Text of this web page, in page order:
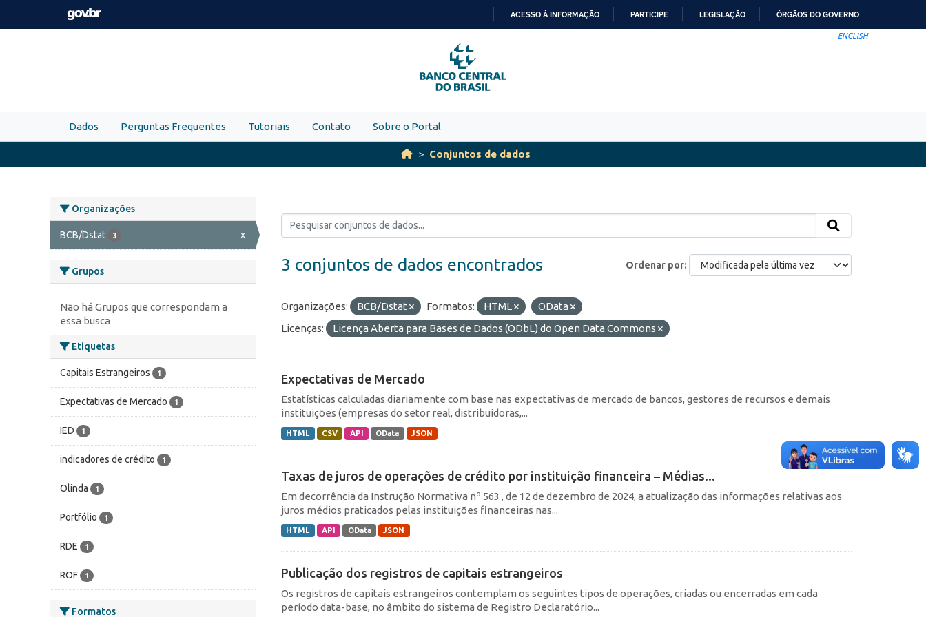
Skip to main content
PARA
O
CONTEÚDO
ACESSO À INFORMAÇÃO PARTICIPE LEGISLAÇÃO ÓRGÃOS DO GOVERNO
ENGLISH
Dados Perguntas Frequentes Tutoriais Contato Sobre o Portal
Conjuntos de dados
Organizações
BCB/Dstat 3 x
Grupos
Não há Grupos que correspondam a
essa busca
Etiquetas
Capitais Estrangeiros 1
Expectativas de Mercado 1
IED 1
indicadores de crédito 1
Olinda 1
Portfólio 1
RDE 1
ROF 1
Formatos
Ordenar por
3 conjuntos de dados encontrados
Organizações: BCB/Dstat Formatos: HTML
OData
Licenças:
Licença Aberta para Bases de Dados (ODbL) do Open Data Commons
Expectativas de Mercado
Estatísticas calculadas diariamente com base nas expectativas de mercado de bancos, gestores de recursos e demais
instituições (empresas do setor real, distribuidoras,...
HTML CSV API OData JSON
Taxas de juros de operações de crédito por instituição financeira – Médias...
Em decorrência da Instrução Normativa nº 563 , de 12 de dezembro de 2024, a atualização das informações relativas aos
juros médios praticados pelas instituições financeiras nas...
HTML API OData JSON
Publicação dos registros de capitais estrangeiros
Os registros de capitais estrangeiros contemplam os seguintes tipos de operações, criadas ou encerradas em cada
período data-base, no âmbito do sistema de Registro Declaratório...